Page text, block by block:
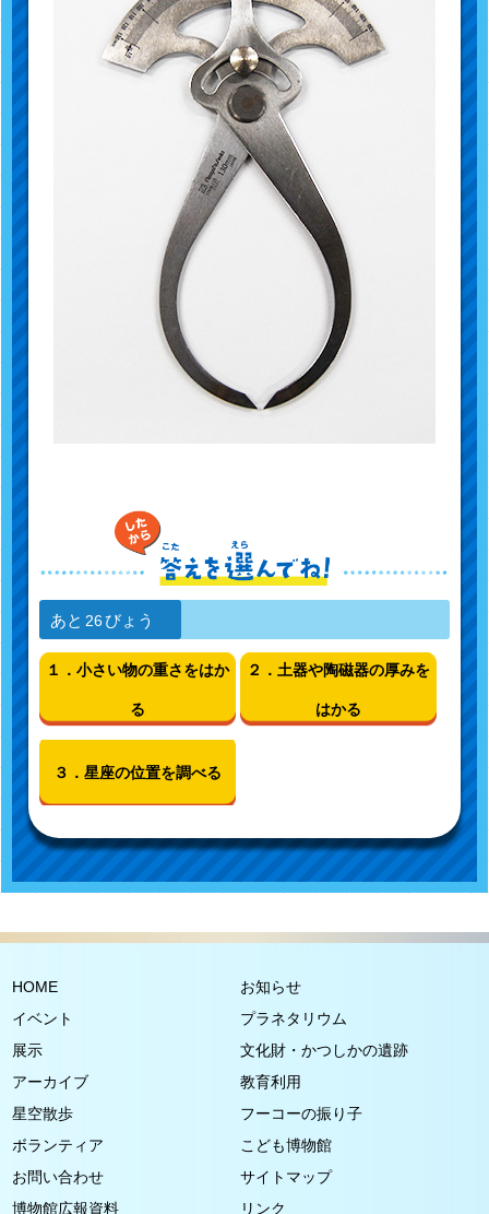
あと 26びょう
１．小さい物の重さをはか
る
２．土器や陶磁器の厚みを
はかる
３．星座の位置を調べる
HOME
お知らせ
イベント
プラネタリウム
展示
文化財・かつしかの遺跡
アーカイブ
教育利用
星空散歩
フーコーの振り子
ボランティア
こども博物館
お問い合わせ
サイトマップ
博物館広報資料
リンク